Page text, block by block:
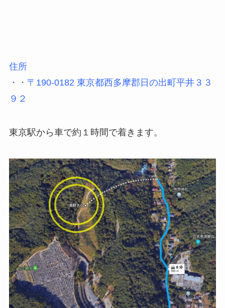
住所
・・〒190-0182 東京都西多摩郡日の出町平井３３
９２
東京駅から車で約１時間で着きます。